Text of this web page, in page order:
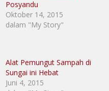
Posyandu
Oktober 14, 2015
dalam "My Story"
Alat Pemungut Sampah di
Sungai ini Hebat
Juni 4, 2015